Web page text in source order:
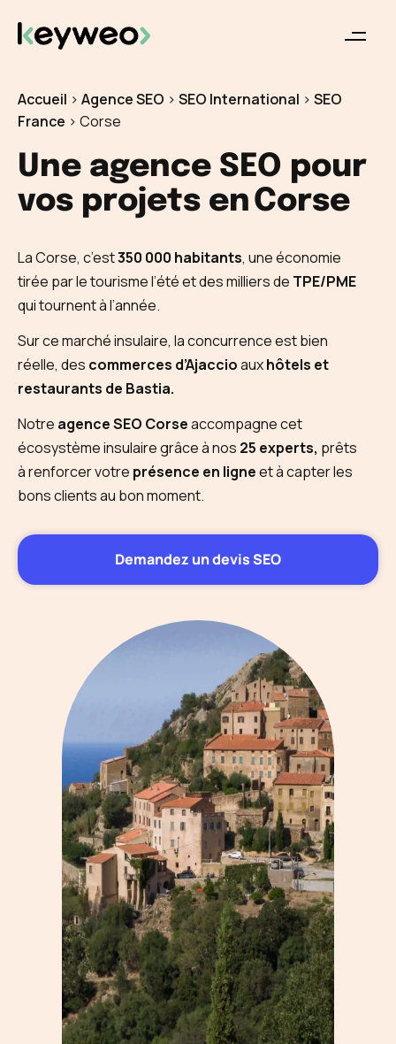
Accueil > Agence SEO > SEO International > SEO
France > Corse
Une agence SEO pour
vos projets enCorse
La Corse, c’est350 000 habitants, une économie
tirée par le tourisme l’été et des milliers de TPE/PME
qui tournent à l’année.
Sur ce marché insulaire, la concurrence est bien
réelle, des commerces d’Ajaccioauxhôtels et
restaurants de Bastia.
Notre agence SEO Corseaccompagne cet
écosystème insulaire grâce à nos 25 experts, prêts
à renforcer votre présence en ligneet à capter les
bons clients au bon moment.
Demandez un devis SEO